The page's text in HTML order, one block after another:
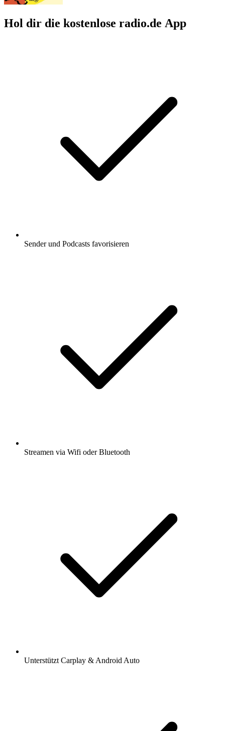
Hol dir die kostenlose radio.de App
Sender und Podcasts favorisieren
Streamen via Wifi oder Bluetooth
Unterstützt Carplay & Android Auto